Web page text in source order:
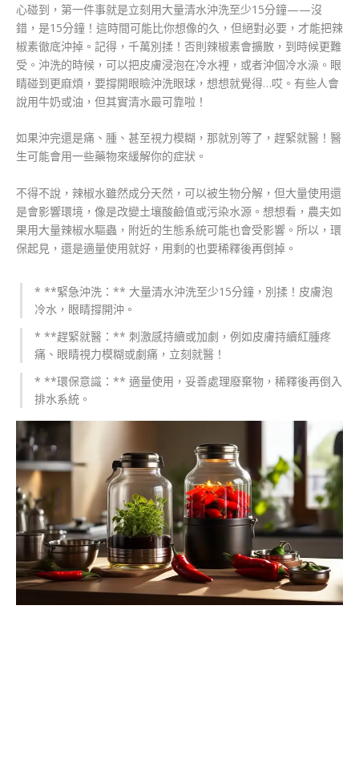
心碰到，第一件事就是立刻用大量清水沖洗至少15分鐘——沒
錯，是15分鐘！這時間可能比你想像的久，但絕對必要，才能把辣
椒素徹底沖掉。記得，千萬別揉！否則辣椒素會擴散，到時候更難
受。沖洗的時候，可以把皮膚浸泡在冷水裡，或者沖個冷水澡。眼
睛碰到更麻煩，要撐開眼瞼沖洗眼球，想想就覺得…哎。有些人會
說用牛奶或油，但其實清水最可靠啦！
如果沖完還是痛、腫、甚至視力模糊，那就別等了，趕緊就醫！醫
生可能會用一些藥物來緩解你的症狀。
不得不說，辣椒水雖然成分天然，可以被生物分解，但大量使用還
是會影響環境，像是改變土壤酸鹼值或污染水源。想想看，農夫如
果用大量辣椒水驅蟲，附近的生態系統可能也會受影響。所以，環
保起見，還是適量使用就好，用剩的也要稀釋後再倒掉。
* **緊急沖洗：** 大量清水沖洗至少15分鐘，別揉！皮膚泡
冷水，眼睛撐開沖。
* **趕緊就醫：** 刺激感持續或加劇，例如皮膚持續紅腫疼
痛、眼睛視力模糊或劇痛，立刻就醫！
* **環保意識：** 適量使用，妥善處理廢棄物，稀釋後再倒入
排水系統。